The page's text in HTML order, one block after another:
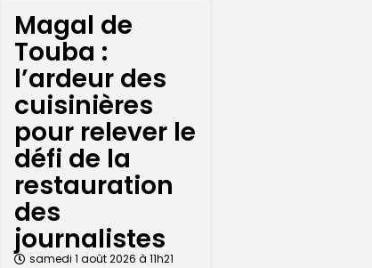
Magal de
Touba :
l’ardeur des
cuisinières
pour relever le
défi de la
restauration
des
journalistes
samedi 1 août 2026 à 11h21